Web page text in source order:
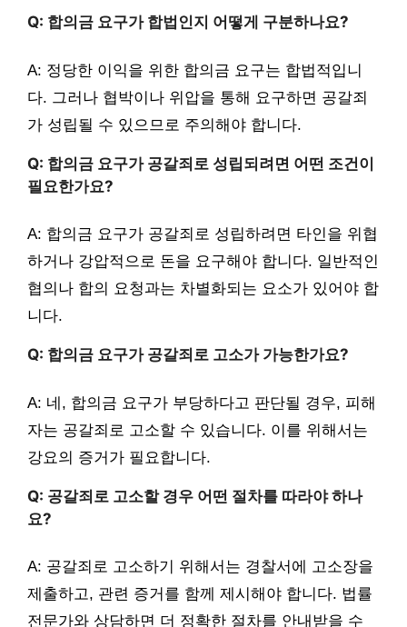
Q: 합의금 요구가 합법인지 어떻게 구분하나요?
A: 정당한 이익을 위한 합의금 요구는 합법적입니
다. 그러나 협박이나 위압을 통해 요구하면 공갈죄
가 성립될 수 있으므로 주의해야 합니다.
Q: 합의금 요구가 공갈죄로 성립되려면 어떤 조건이
필요한가요?
A: 합의금 요구가 공갈죄로 성립하려면 타인을 위협
하거나 강압적으로 돈을 요구해야 합니다. 일반적인
협의나 합의 요청과는 차별화되는 요소가 있어야 합
니다.
Q: 합의금 요구가 공갈죄로 고소가 가능한가요?
A: 네, 합의금 요구가 부당하다고 판단될 경우, 피해
자는 공갈죄로 고소할 수 있습니다. 이를 위해서는
강요의 증거가 필요합니다.
Q: 공갈죄로 고소할 경우 어떤 절차를 따라야 하나
요?
A: 공갈죄로 고소하기 위해서는 경찰서에 고소장을
제출하고, 관련 증거를 함께 제시해야 합니다. 법률
전문가와 상담하면 더 정확한 절차를 안내받을 수